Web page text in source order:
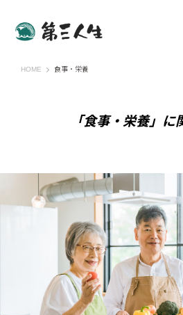
HOME 第三人生 〜寄り道の歩き方〜
食事・栄養
「食事・栄養」に